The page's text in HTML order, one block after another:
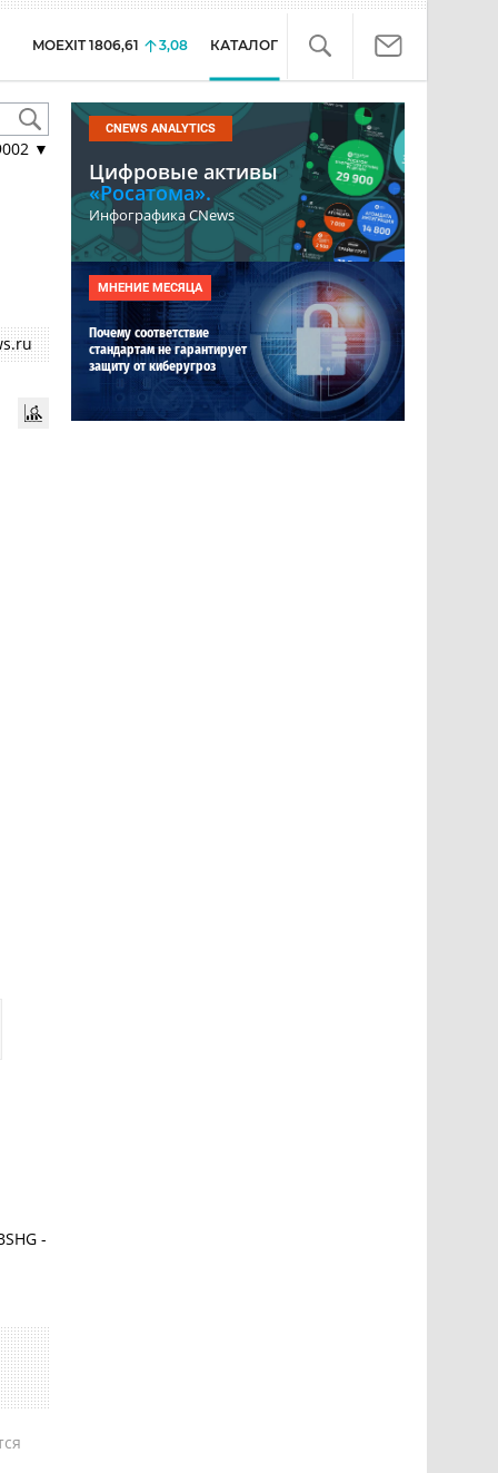
MOEXIT 1806,61 3,08 КАТАЛОГ
▼
-
CNEWS ANALYTICS
Цифровые активы
«Росатома».
Инфографика CNews
МНЕНИЕ МЕСЯЦА
Почему соответствие
стандартам не гарантирует
защиту от киберугроз